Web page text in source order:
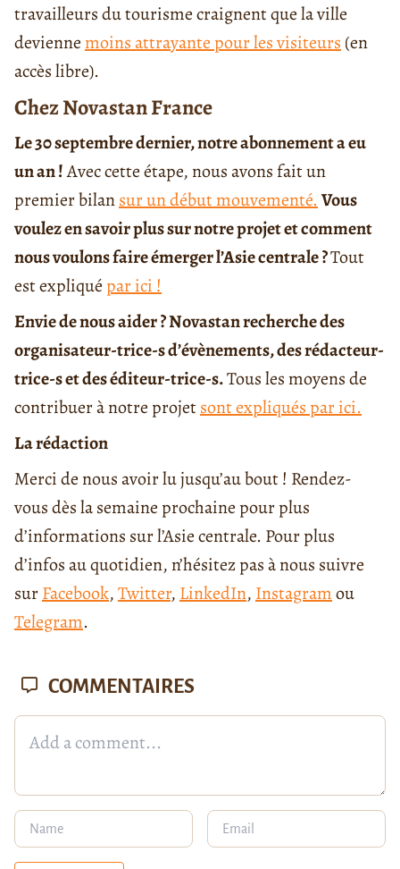
travailleurs du tourisme craignent que la ville
deviennemoins attrayante pour les visiteurs (en
accès libre).
Chez Novastan France
Le 30 septembre dernier, notre abonnement a eu
un an !Avec cette étape, nous avons fait un
premier bilansur un début mouvementé.Vous
voulez en savoir plus sur notre projet et comment
nous voulons faire émerger l’Asie centrale ?Tout
est expliquépar ici !
Envie de nous aider ? Novastan recherche des
organisateur-trice-s d’évènements, des rédacteur-
trice-s et des éditeur-trice-s.Tous les moyens de
contribuer à notre projetsont expliqués par ici.
La rédaction
Merci de nous avoir lu jusqu’au bout ! Rendez-
vous dès la semaine prochaine pour plus
d’informations sur l’Asie centrale. Pour plus
d’infos au quotidien, n’hésitez pas à nous suivre
surFacebook,Twitter, LinkedIn, Instagramou
Telegram.
COMMENTAIRES